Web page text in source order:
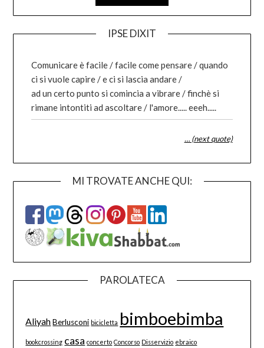
IPSE DIXIT
Comunicare è facile / facile come pensare / quando
ci si vuole capire / e ci si lascia andare /
ad un certo punto si comincia a vibrare / finchè si
rimane intontiti ad ascoltare / l'amore..... eeeh.....
… (next quote)
MI TROVATE ANCHE QUI:
PAROLATECA
Aliyah Berlusconi bicicletta bimboebimba
bookcrossing casa concerto Concorso Disservizio ebraico